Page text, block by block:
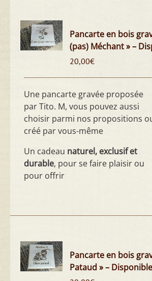
Pancarte en bois
(pas) Méchant » –
20,00€
Une pancarte gravée proposée
par Tito. M, vous pouvez aussi
choisir parmi nos propositions
créé par vous-même
Un cadeau naturel, exclusif et
durable, pour se faire plaisir ou
pour offrir
Pancarte en bois
Pataud » – Disponible